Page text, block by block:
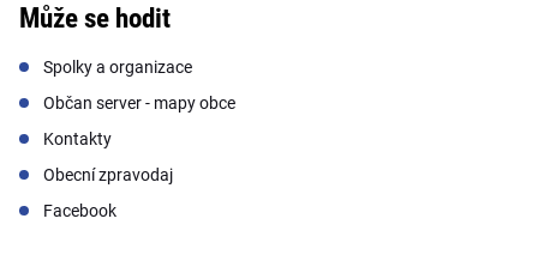
Může se hodit
Spolky a organizace
Občan server - mapy obce
Kontakty
Obecní zpravodaj
Facebook